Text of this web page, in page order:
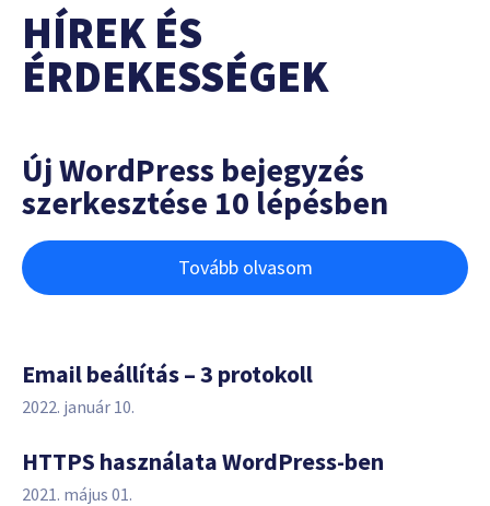
HÍREK ÉS
ÉRDEKESSÉGEK
Új WordPress bejegyzés
szerkesztése 10 lépésben
Tovább olvasom
Email beállítás – 3 protokoll
2022. január 10.
HTTPS használata WordPress-ben
2021. május 01.